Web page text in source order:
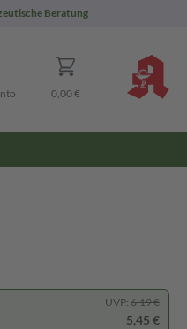
Beratung
0,00 €
UVP: 6,19 €
5,45 €